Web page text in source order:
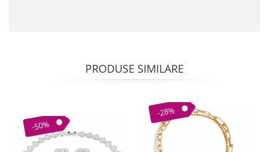
PRODUSE SIMILARE
-50%
-28%